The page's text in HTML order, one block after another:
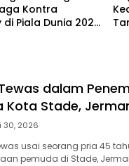
Kontra
Piala Dunia 2026
dalam
Kota Stade,
30, 2026
usai seorang pria 45
pemuda di Stade,